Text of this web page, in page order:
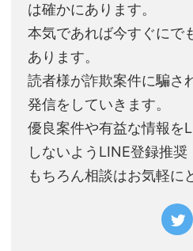
は確かにあります。
本気であれば今すぐにで
あります。
読者様が詐欺案件に騙さ
発信をしていきます。
優良案件や有益な情報を
しないようLINE登録推奨
もちろん相談はお気軽に